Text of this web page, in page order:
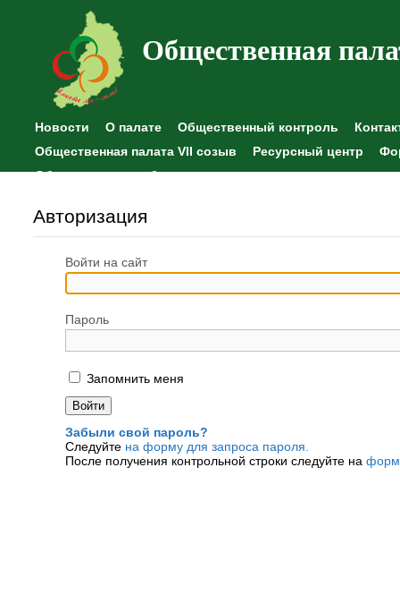
Общественная
Новости О палате Общественный контроль
Общественная палата VII созыв
Ресурсный центр
Общественные наблюдения
Авторизация
Войти на сайт
Пароль
Запомнить меня
Забыли свой пароль?
Следуйте на форму для запроса пароля.
После получения контрольной строки следуйте на